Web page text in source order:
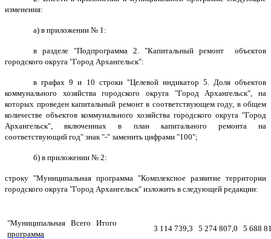
изменения:
а) в приложении № 1:
в разделе "Подпрограмма 2. "Капитальный ремонт объектов
городского округа "Город Архангельск":
в графах 9 и 10 строки "Целевой индикатор 5. Доля объектов
коммунального хозяйства городского округа "Город Архангельск", на
которых проведен капитальный ремонт в соответствующем году, в общем
количестве объектов коммунального хозяйства городского округа "Город
Архангельск", включенных в план капитального ремонта на
соответствующий год" знак "-" заменить цифрами "100";
б) в приложении № 2:
строку "Муниципальная программа "Комплексное развитие территории
городского округа "Город Архангельск" изложить в следующей редакции:
"Муниципальная
программа
Всего Итого
3 114 739,3 5 274 807,0 5 688